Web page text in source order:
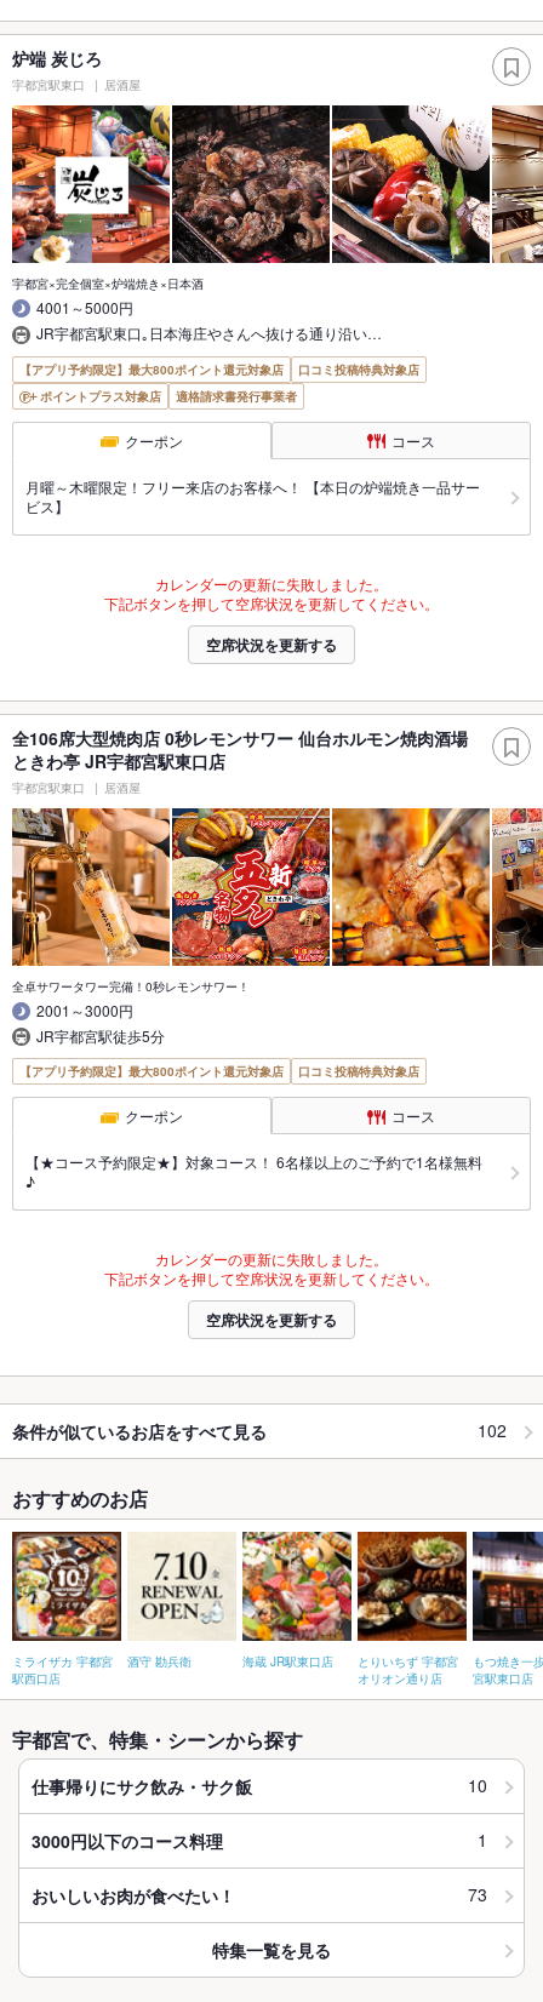
炉端 炭じろ
宇都宮駅東口 居酒屋
宇都宮×完全個室×炉端焼き×日本酒
4001～5000円
JR宇都宮駅東口｡日本海庄やさんへ抜ける通り沿い…
【アプリ予約限定】最大800ポイント還元対象店
口コミ投稿特典対象店
ポイントプラス対象店
適格請求書発行事業者
クーポン コース
月曜～木曜限定！フリー来店のお客様へ！ 【本日の炉端焼き一品サー
ビス】
カレンダーの更新に失敗しました。
下記ボタンを押して空席状況を更新してください。
空席状況を更新する
全106席大型焼肉店 0秒レモンサワー 仙台ホルモン焼肉酒場
ときわ亭 JR宇都宮駅東口店
宇都宮駅東口 居酒屋
全卓サワータワー完備！0秒レモンサワー！
2001～3000円
JR宇都宮駅徒歩5分
【アプリ予約限定】最大800ポイント還元対象店 口コミ投稿特典対象店
クーポン コース
【★コース予約限定★】対象コース！ 6名様以上のご予約で1名様無料
♪
カレンダーの更新に失敗しました。
下記ボタンを押して空席状況を更新してください。
空席状況を更新する
条件が似ているお店をすべて見る 102
おすすめのお店
ミライザカ 宇都宮
駅西口店
酒守 勘兵衛 海蔵 JR駅東口店
とりいちず 宇都宮
オリオン通り店
もつ焼き一
宮駅東口店
宇都宮で、特集・シーンから探す
仕事帰りにサク飲み・サク飯 10
3000円以下のコース料理 1
おいしいお肉が食べたい！ 73
特集一覧を見る